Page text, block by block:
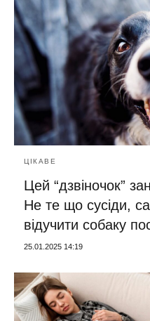
ЦІКАВЕ
Цей “дзвіночок”
Не те що сусіди,
відучити собаку
25.01.2025 14:19